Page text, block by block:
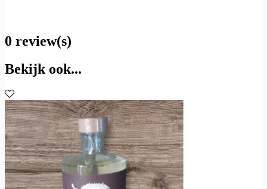
0 review(s)
Bekijk ook...